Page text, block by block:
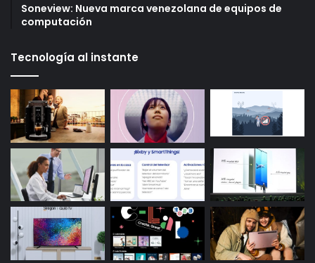
Soneview: Nueva marca venezolana de equipos de
computación
Tecnología al instante